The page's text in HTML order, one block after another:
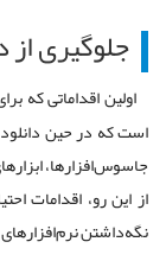
جلوگیری
اولین اقداماتی که
است که در حین دانلود
جاسوس‌افزارها،
از این رو، اقدامات
نگه‌داشتن